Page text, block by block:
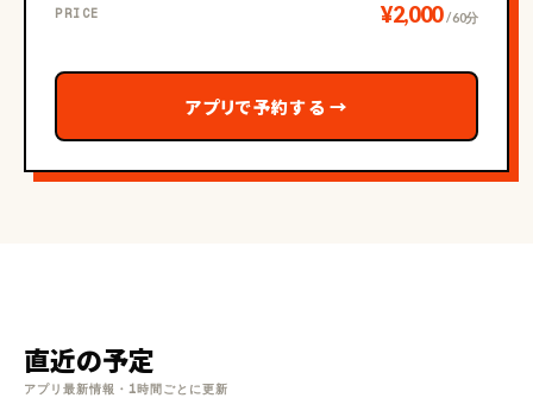
PRICE ¥2,000 / 60分
アプリで予約する →
直近の予定
アプリ最新情報・1時間ごとに更新